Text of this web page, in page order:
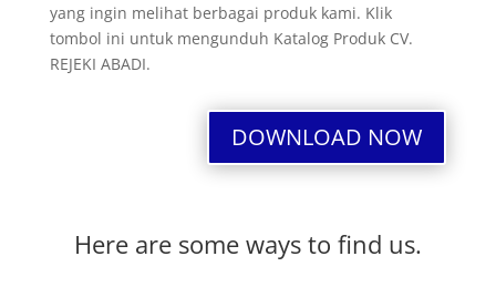
yang ingin melihat berbagai produk kami. Klik
tombol ini untuk mengunduh Katalog Produk CV.
REJEKI ABADI.
DOWNLOAD NOW
Here are some ways to find us.